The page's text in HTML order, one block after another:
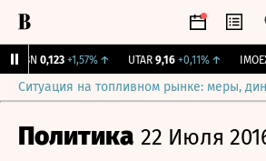
0,123 +1,57%↑ UTAR 9,16 +0,11% ↑ IMOEX
Ситуация на топливном рынке: меры,
Политика 22 Июля